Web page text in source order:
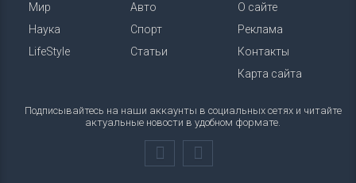
Мир
Наука
LifeStyle
Авто
Спорт
Статьи
О сайте
Реклама
Контакты
Карта сайта
Подписывайтесь на наши аккаунты в социальных сетях и читайте
актуальные новости в удобном формате.